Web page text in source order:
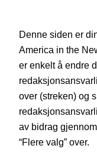
Denne siden er
America in the
er enkelt å endre
over (streken) og
av bidrag
“Flere valg” over.